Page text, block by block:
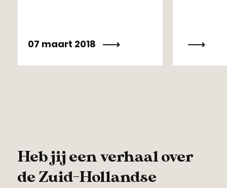
07 maart 2018
Heb jij een verhaal over
de Zuid-Hollandse